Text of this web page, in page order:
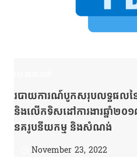
របាយការណ៍បូកសរុបលទ្ធផលនៃក
និងលើកទិសដៅការងារឆ្នាំ២
នគរូបនីយកម្ម និងសំណង់
November 23, 2022